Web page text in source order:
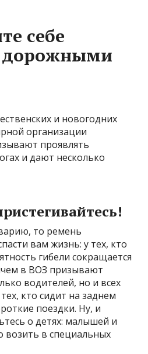
себе
дорожными
и новогодних
организации
проявлять
и дают несколько
то ремень
вам жизнь: у тех, кто
гибели сокращается
в ВОЗ призывают
водителей, но и всех
кто сидит на заднем
поездки. Ну, и
о детях: малышей и
возить в специальных